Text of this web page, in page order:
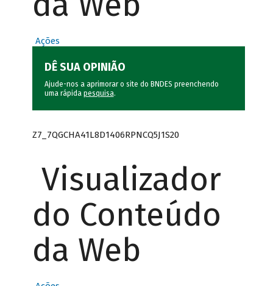
Ações
DÊ SUA OPINIÃO
Ajude-nos a aprimorar o site do BNDES preenchendo
uma rápida pesquisa.
Z7_7QGCHA41L8D1406RPNCQ5J1S20
Visualizador
do Conteúdo
da Web